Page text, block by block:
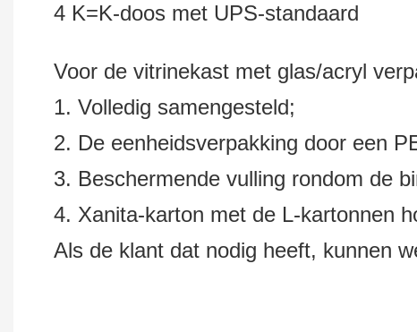
4 K=K-doos met UPS-standaard
Voor de vitrinekast met glas/acryl
1. Volledig samengesteld;
2. De eenheidsverpakking door een
3. Beschermende vulling rondom de
4. Xanita-karton met de L-kartonnen
Als de klant dat nodig heeft, kunnen